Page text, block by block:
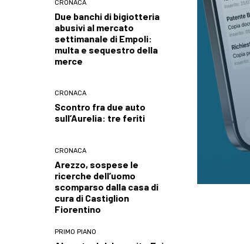
CRONACA
Due banchi di bigiotteria
abusivi al mercato
settimanale di Empoli:
multa e sequestro della
merce
CRONACA
Scontro fra due auto
sull’Aurelia: tre feriti
CRONACA
Arezzo, sospese le
ricerche dell’uomo
scomparso dalla casa di
cura di Castiglion
Fiorentino
PRIMO PIANO